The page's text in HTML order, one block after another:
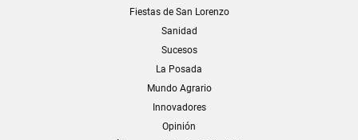
Fiestas de San Lorenzo
Sanidad
Sucesos
La Posada
Mundo Agrario
Innovadores
Opinión